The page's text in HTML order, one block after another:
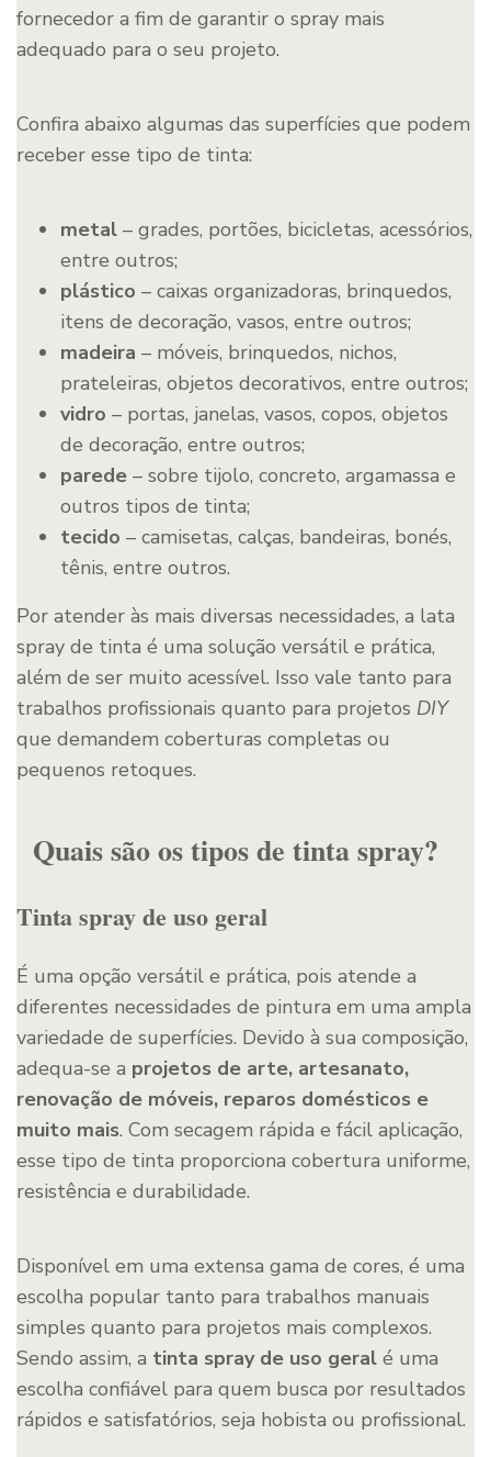
fornecedor a fim de garantir o spray mais
adequado para o seu projeto.
Confira abaixo algumas das superfícies que podem
receber esse tipo de tinta:
metal – grades, portões, bicicletas, acessórios,
entre outros;
plástico – caixas organizadoras, brinquedos,
itens de decoração, vasos, entre outros;
madeira – móveis, brinquedos, nichos,
prateleiras, objetos decorativos, entre outros;
vidro – portas, janelas, vasos, copos, objetos
de decoração, entre outros;
parede – sobre tijolo, concreto, argamassa e
outros tipos de tinta;
tecido – camisetas, calças, bandeiras, bonés,
tênis, entre outros.
Por atender às mais diversas necessidades, a lata
spray de tinta é uma solução versátil e prática,
além de ser muito acessível. Isso vale tanto para
trabalhos profissionais quanto para projetos DIY
que demandem coberturas completas ou
pequenos retoques.
Quais são os tipos de tinta spray?
Tinta spray de uso geral
É uma opção versátil e prática, pois atende a
diferentes necessidades de pintura em uma ampla
variedade de superfícies. Devido à sua composição,
adequa-se a projetos de arte, artesanato,
renovação de móveis, reparos domésticos e
muito mais. Com secagem rápida e fácil aplicação,
esse tipo de tinta proporciona cobertura uniforme,
resistência e durabilidade.
Disponível em uma extensa gama de cores, é uma
escolha popular tanto para trabalhos manuais
simples quanto para projetos mais complexos.
Sendo assim, a tinta spray de uso geral é uma
escolha confiável para quem busca por resultados
rápidos e satisfatórios, seja hobista ou profissional.